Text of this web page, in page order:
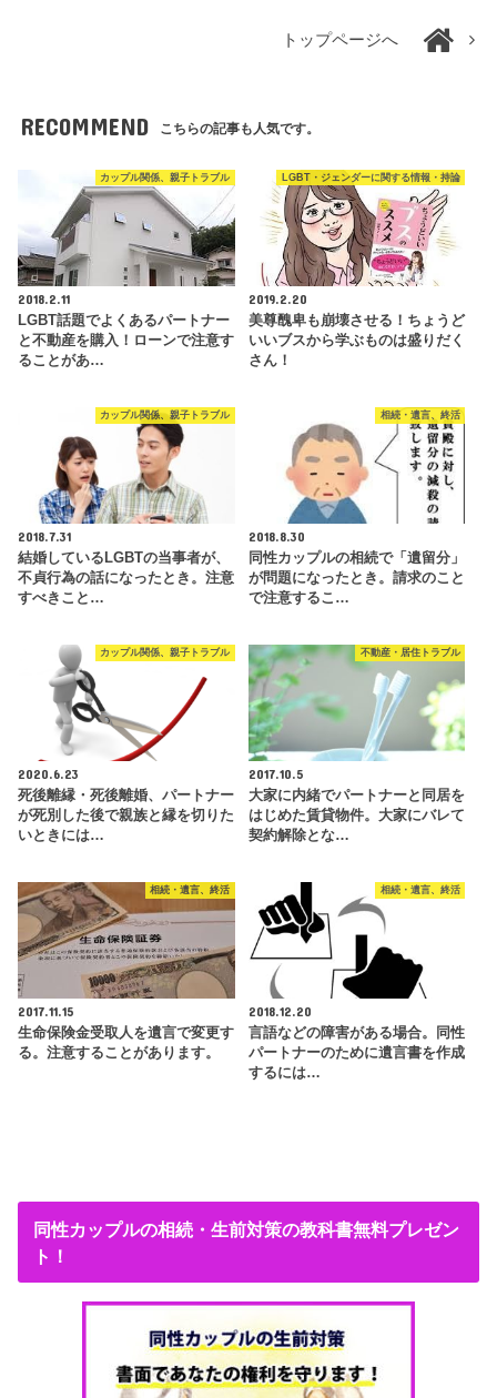
トップページへ
RECOMMEND こちらの記事も人気です。
カップル関係、親子トラブル
2018.2.11
LGBT話題でよくあるパートナー
と不動産を購入！ローンで注意す
ることがあ…
LGBT・ジェンダーに関する情報・持論
2019.2.20
美尊醜卑も崩壊させる！ちょうど
いいブスから学ぶものは盛りだく
さん！
カップル関係、親子トラブル
2018.7.31
結婚しているLGBTの当事者が、
不貞行為の話になったとき。注意
すべきこと…
相続・遺言、終活
2018.8.30
同性カップルの相続で「遺留分」
が問題になったとき。請求のこと
で注意するこ…
カップル関係、親子トラブル
2020.6.23
死後離縁・死後離婚、パートナー
が死別した後で親族と縁を切りた
いときには…
不動産・居住トラブル
2017.10.5
大家に内緒でパートナーと同居を
はじめた賃貸物件。大家にバレて
契約解除とな…
相続・遺言、終活
2017.11.15
生命保険金受取人を遺言で変更す
る。注意することがあります。
相続・遺言、終活
2018.12.20
言語などの障害がある場合。同性
パートナーのために遺言書を作成
するには…
同性カップルの相続・生前対策の教科書無料プレゼン
ト！